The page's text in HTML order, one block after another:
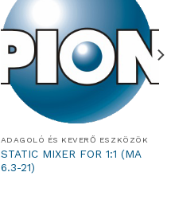
ADAGOLÓ ÉS KEVERŐ ESZKÖZÖK
STATIC MIXER FOR 1:1 (MA
6.3-21)